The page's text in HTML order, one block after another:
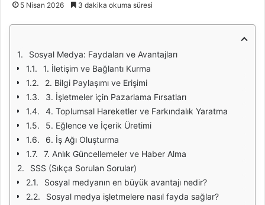
5 Nisan 2026 3 dakika okuma süresi
Sosyal Medya: Faydaları ve Avantajları
1. İletişim ve Bağlantı Kurma
2. Bilgi Paylaşımı ve Erişimi
3. İşletmeler için Pazarlama Fırsatları
4. Toplumsal Hareketler ve Farkındalık Yaratma
5. Eğlence ve İçerik Üretimi
6. İş Ağı Oluşturma
7. Anlık Güncellemeler ve Haber Alma
SSS (Sıkça Sorulan Sorular)
Sosyal medyanın en büyük avantajı nedir?
Sosyal medya işletmelere nasıl fayda sağlar?